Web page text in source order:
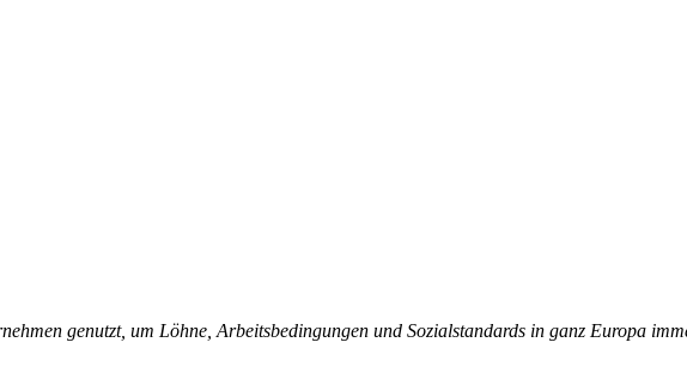
ge­nutzt, um Löh­ne, Ar­beits­be­din­gun­gen und So­zi­al­stan­dards in ganz Eu­ro­pa